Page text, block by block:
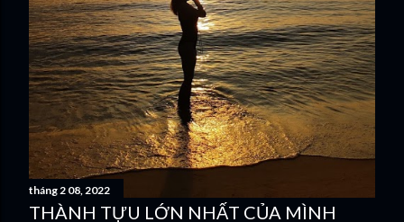
tháng 2 08, 2022
THÀNH TỰU LỚN NHẤT CỦA MÌNH